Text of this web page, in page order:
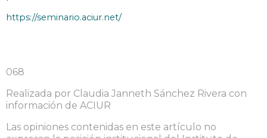
https://seminario.aciur.net/
068
Realizada por Claudia Janneth Sánchez Rivera con
información de ACIUR
Las opiniones contenidas en este artículo no